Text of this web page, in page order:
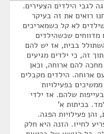
לגבי הילדים הצעירים.
רואים את זה בעיקר
לא קל כשמאריכים
מדווחים שכשהילדים
בבית, אז יש להם
זה, כי ילדים מגיעים
לא מחכה להם ארוחה, וכאן
ארוחה. הילדים מקבלים
בפעילויות
שלהם. אז ילדי
בכיתות א'
והן פעילויות הפגה.
לחייו. הזנה היא חלק